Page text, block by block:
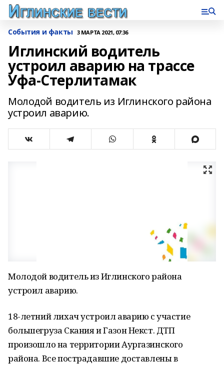
События и факты 3 МАРТА 2021, 07:36
Иглинский водитель
устроил аварию на трассе
Уфа-Стерлитамак
Молодой водитель из Иглинского района
устроил аварию.
Молодой водитель из Иглинского района
устроил аварию.
18-летний лихач устроил аварию с участие
большегруза Скания и Газон Некст. ДТП
произошло на территории Аургазинского
района. Все пострадавшие доставлены в